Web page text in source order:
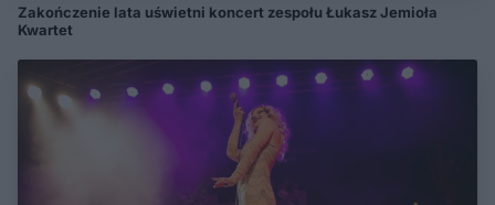
Zakończenie lata uświetni koncert zespołu Łukasz Jemioła
Kwartet